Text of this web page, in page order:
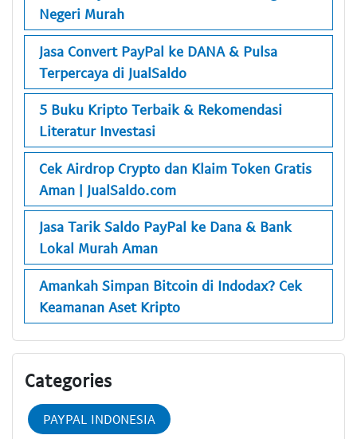
Negeri Murah
Jasa Convert PayPal ke DANA & Pulsa
Terpercaya di JualSaldo
5 Buku Kripto Terbaik & Rekomendasi
Literatur Investasi
Cek Airdrop Crypto dan Klaim Token Gratis
Aman | JualSaldo.com
Jasa Tarik Saldo PayPal ke Dana & Bank
Lokal Murah Aman
Amankah Simpan Bitcoin di Indodax? Cek
Keamanan Aset Kripto
Categories
PAYPAL INDONESIA